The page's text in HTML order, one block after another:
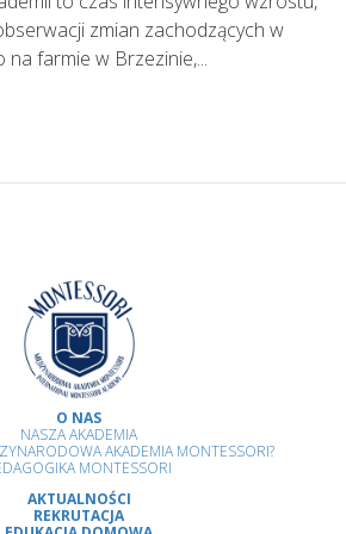
zmian zachodzących w
farmie w Brzezinie,...
O NAS
NASZA AKADEMIA
AKADEMIA MONTESSORI?
MONTESSORI
AKTUALNOŚCI
REKRUTACJA